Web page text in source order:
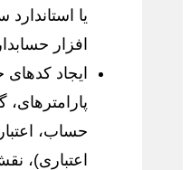
یا
افزار
ایجاد کدهای
حساب،
اعتباری)،